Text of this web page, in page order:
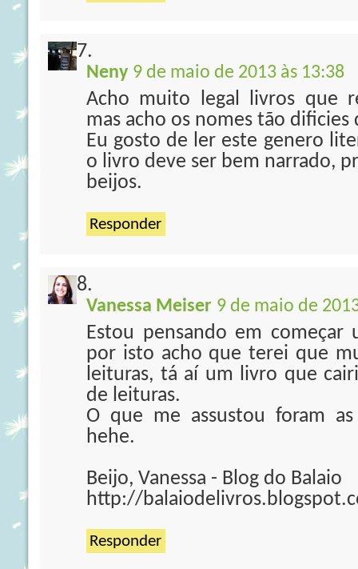
Neny 9 de maio de 2013 às 13:38
Acho muito legal livros que
mas acho os nomes tão dificies
Eu gosto de ler este genero
o livro deve ser bem narrado,
beijos.
Responder
Vanessa Meiser 9 de maio de
Estou pensando em
por isto acho que terei que
leituras, tá aí um livro que
de leituras.
O que me assustou foram
hehe.
Beijo, Vanessa - Blog do Balaio
http://
Responder